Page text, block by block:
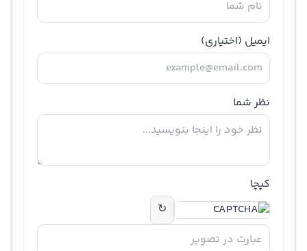
ایمیل (اختیاری)
نظر شما
کپچا
↻